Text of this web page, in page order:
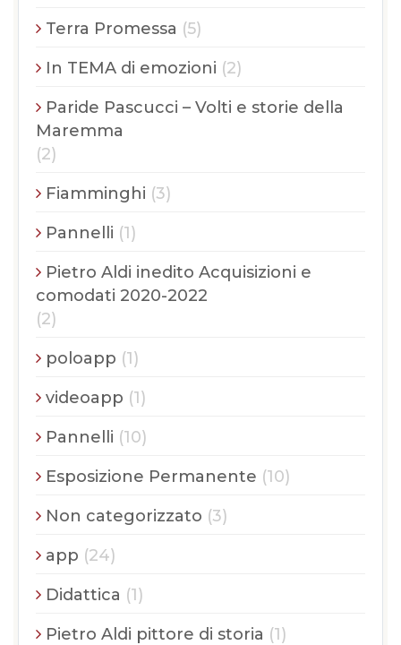
Terra Promessa (5)
In TEMA di emozioni (2)
Paride Pascucci – Volti e storie della
Maremma
(2)
Fiamminghi (3)
Pannelli (1)
Pietro Aldi inedito Acquisizioni e
comodati 2020-2022
(2)
poloapp (1)
videoapp (1)
Pannelli (10)
Esposizione Permanente (10)
Non categorizzato (3)
app (24)
Didattica (1)
Pietro Aldi pittore di storia (1)